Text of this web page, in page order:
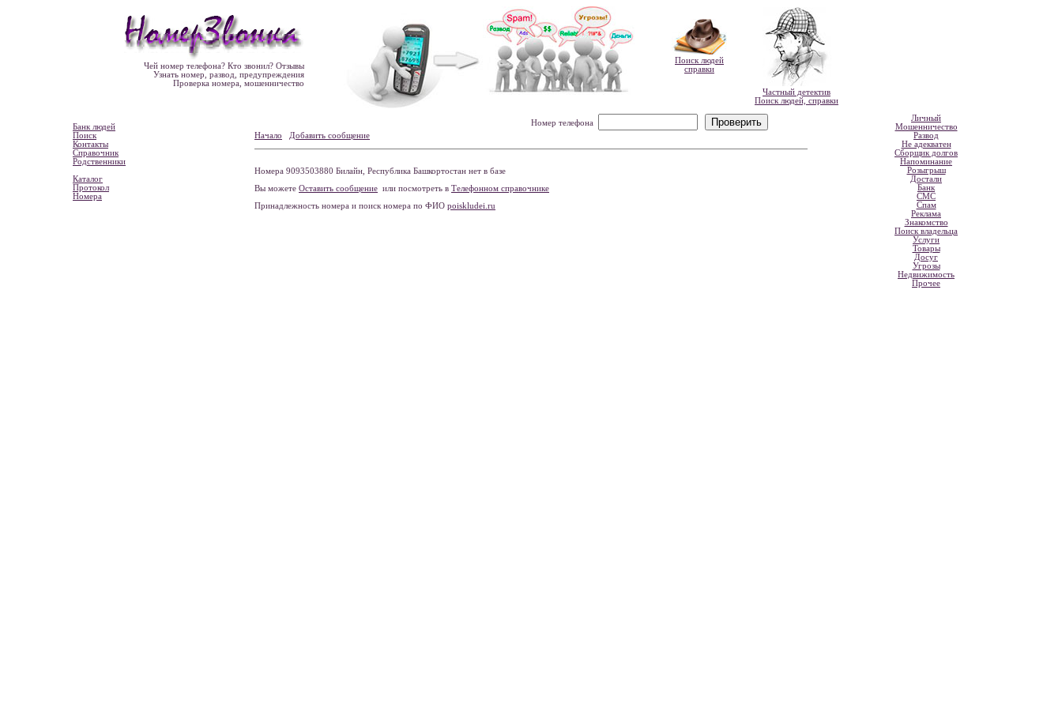
Чей номер телефона? Кто звонил? Отзывы
Узнать номер, развод, предупреждения
Проверка номера, мошенничество
Поиск людей
справки
Частный детектив
Поиск людей, справки
Банк людей
Поиск
Контакты
Справочник
Родственники
Каталог
Протокол
Номера
Номер телефона
Начало
Добавить сообщение
Номера 9093503880 Билайн, Республика Башкортостан нет в базе
Вы можете Оставить сообщение или посмотреть в Телефонном справочнике
Принадлежность номера и поиск номера по ФИО poiskludei.ru
Личный
Мошенничество
Развод
Не адекватен
Сборщик долгов
Напоминание
Розыгрыш
Достали
Банк
СМС
Спам
Реклама
Знакомство
Поиск владельца
Услуги
Товары
Досуг
Угрозы
Недвижимость
Прочее